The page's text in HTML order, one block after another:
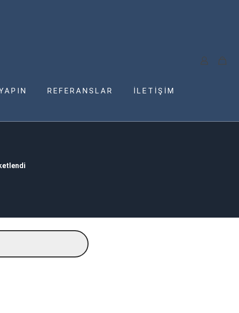
REFERANSLAR İLETİŞİM